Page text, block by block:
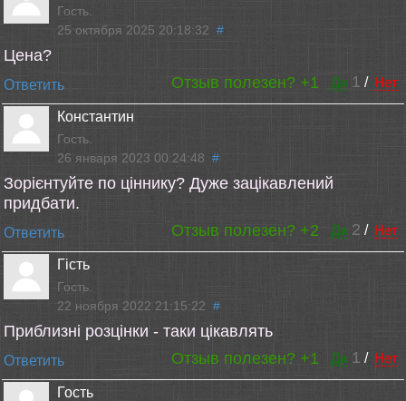
Гость.
25 октября 2025 20:18:32
#
Цена?
Да 1 / Нет
Отзыв полезен? +1
Ответить
Константин
Гость.
26 января 2023 00:24:48
#
Зорієнтуйте по ціннику? Дуже зацікавлений
придбати.
Да 2 / Нет
Отзыв полезен? +2
Ответить
Гість
Гость.
22 ноября 2022 21:15:22
#
Приблизні розцінки - таки цікавлять
Да 1 / Нет
Отзыв полезен? +1
Ответить
Гость